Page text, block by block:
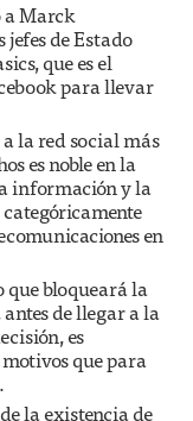
a Marck
de Estado
que es el
para llevar
a la red social más
es noble en la
información y la
en
que bloqueará la
de llegar a la
es
que para
la existencia de